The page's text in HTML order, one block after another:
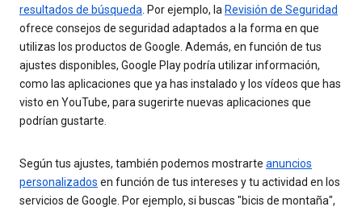
resultados de búsqueda . Por ejemplo, la Revisión de Seguridad
ofrece consejos de seguridad adaptados a la forma en que
utilizas los productos de Google. Además, en función de tus
ajustes disponibles, Google Play podría utilizar información,
como las aplicaciones que ya has instalado y los vídeos que has
visto en YouTube, para sugerirte nuevas aplicaciones que
podrían gustarte.
Según tus ajustes, también podemos mostrarte anuncios
personalizados en función de tus intereses y tu actividad en los
servicios de Google. Por ejemplo, si buscas "bicis de montaña",